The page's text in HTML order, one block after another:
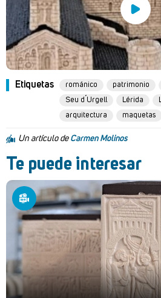
Etiquetas románico patrimonio
Seu d´Urgell
Lérida
arquitectura
maquetas
Un artículo de Carmen Molinos
Te puede interesar